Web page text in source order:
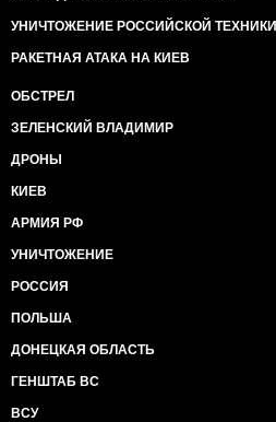
УНИЧТОЖЕНИЕ РОССИЙСКОЙ ТЕХНИКИ
РАКЕТНАЯ АТАКА НА КИЕВ
ОБСТРЕЛ
ЗЕЛЕНСКИЙ ВЛАДИМИР
ДРОНЫ
КИЕВ
АРМИЯ РФ
УНИЧТОЖЕНИЕ
РОССИЯ
ПОЛЬША
ДОНЕЦКАЯ ОБЛАСТЬ
ГЕНШТАБ ВС
ВСУ